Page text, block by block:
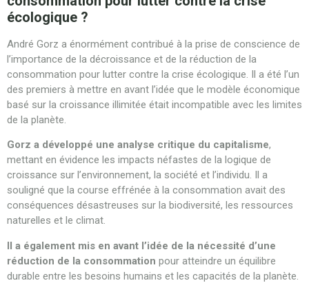
écologique ?
André Gorz a énormément contribué à la prise de conscience de
l’importance de la décroissance et de la réduction de la
consommation pour lutter contre la crise écologique. Il a été l’un
des premiers à mettre en avant l’idée que le modèle économique
basé sur la croissance illimitée était incompatible avec les limites
de la planète.
Gorz a développé une analyse critique du capitalisme,
mettant en évidence les impacts néfastes de la logique de
croissance sur l’environnement, la société et l’individu. Il a
souligné que la course effrénée à la consommation avait des
conséquences désastreuses sur la biodiversité, les ressources
naturelles et le climat.
Il a également mis en avant l’idée de la nécessité d’une
réduction de la consommation pour atteindre un équilibre
durable entre les besoins humains et les capacités de la planète.